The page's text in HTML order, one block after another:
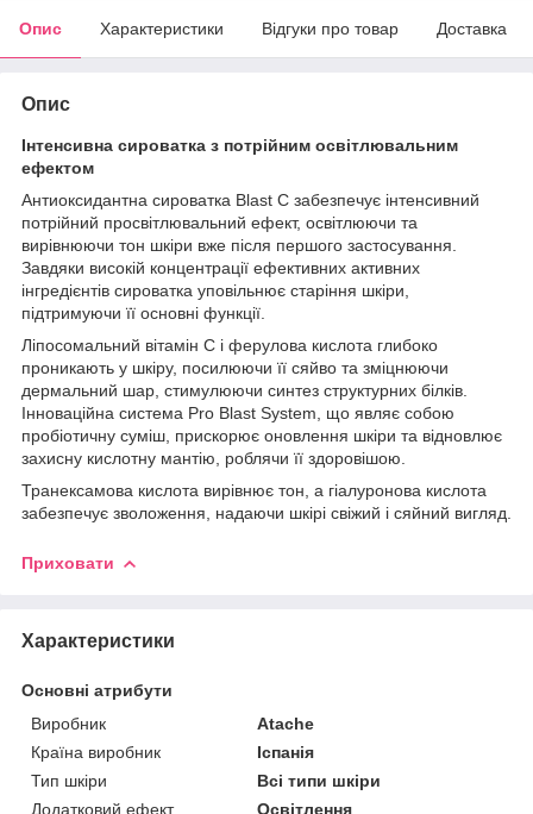
Опис Характеристики Відгуки про товар Доставка
Опис
Інтенсивна сироватка з потрійним освітлювальним
ефектом
Антиоксидантна сироватка Blast C забезпечує інтенсивний
потрійний просвітлювальний ефект, освітлюючи та
вирівнюючи тон шкіри вже після першого застосування.
Завдяки високій концентрації ефективних активних
інгредієнтів сироватка уповільнює старіння шкіри,
підтримуючи її основні функції.
Ліпосомальний вітамін C і ферулова кислота глибоко
проникають у шкіру, посилюючи її сяйво та зміцнюючи
дермальний шар, стимулюючи синтез структурних білків.
Інноваційна система Pro Blast System, що являє собою
пробіотичну суміш, прискорює оновлення шкіри та відновлює
захисну кислотну мантію, роблячи її здоровішою.
Транексамова кислота вирівнює тон, а гіалуронова кислота
забезпечує зволоження, надаючи шкірі свіжий і сяйний вигляд.
Приховати
Характеристики
Основні атрибути
Виробник
Atache
Країна виробник
Іспанія
Тип шкіри
Всі типи шкіри
Додатковий ефект
Освітлення